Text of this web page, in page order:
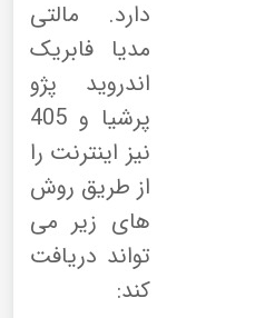
دارد. مالتی
مدیا فابریک
اندروید پژو
پرشیا و 405
نیز اینترنت را
از طریق روش
های زیر می
تواند دریافت
کند: